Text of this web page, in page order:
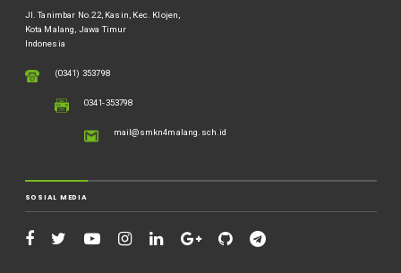
Jl. Tanimbar No.22, Kasin, Kec. Klojen,
Kota Malang, Jawa Timur
Indonesia
(0341) 353798
0341-353798
mail@smkn4malang.sch.id
SOSIAL MEDIA